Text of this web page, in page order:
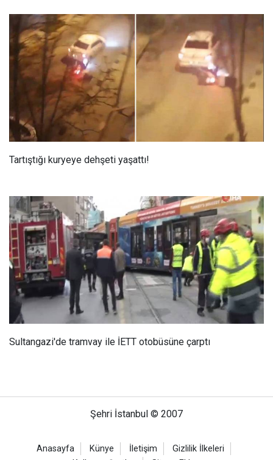
Tartıştığı kuryeye dehşeti yaşattı!
Sultangazi'de tramvay ile İETT otobüsüne çarptı
Şehri İstanbul © 2007
Anasayfa Künye İletişim
Gizlilik İlkeleri